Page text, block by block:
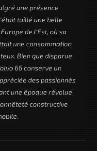
une présence
taillé une belle
de l'Est, où sa
une consommation
Bien que disparue
66 conserve un
des passionnés
une époque révolue
constructive